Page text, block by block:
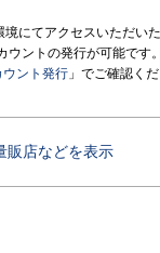
にてアクセスいただい
ントの発行が可能です。
ウント発行 」でご確認くだ
販店などを表示